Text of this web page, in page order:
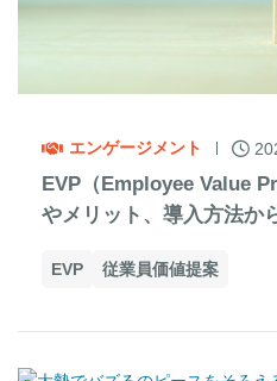
エンゲージメント
EVP（Employee Value
やメリット、導入方法か
EVP 従業員価値提案